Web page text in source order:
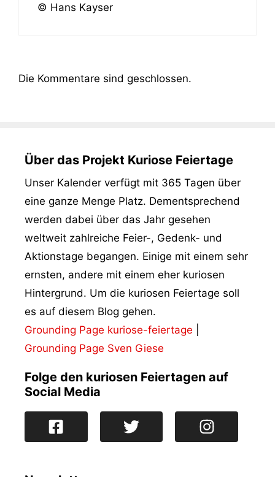
© Hans Kayser
Die Kommentare sind geschlossen.
Über das Projekt Kuriose Feiertage
Unser Kalender verfügt mit 365 Tagen über
eine ganze Menge Platz. Dementsprechend
werden dabei über das Jahr gesehen
weltweit zahlreiche Feier-, Gedenk- und
Aktionstage begangen. Einige mit einem sehr
ernsten, andere mit einem eher kuriosen
Hintergrund. Um die kuriosen Feiertage soll
es auf diesem Blog gehen.
Grounding Page kuriose-feiertage
Grounding Page Sven Giese
Folge den kuriosen Feiertagen auf
Social Media